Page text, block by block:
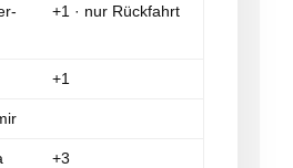
+1 · nur Rückfahrt
+1
+3